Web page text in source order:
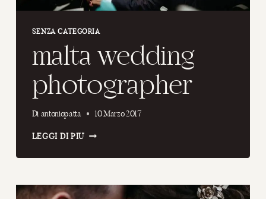
SENZA CATEGORIA
malta wedding
photographer
Di antoniopatta 10 Marzo 2017
LEGGI DI PIÙMALTA